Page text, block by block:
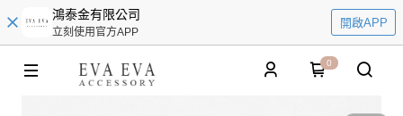
鴻泰金有限公司
立刻使用官方APP
開啟APP
0